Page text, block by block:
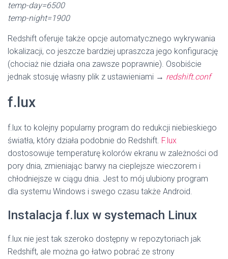
temp-day=6500
temp-night=1900
Redshift oferuje także opcje automatycznego wykrywania
lokalizacji, co jeszcze bardziej upraszcza jego konfigurację
(chociaż nie działa ona zawsze poprawnie). Osobiście
jednak stosuję własny plik z ustawieniami → redshift.conf
f.lux
f.lux to kolejny popularny program do redukcji niebieskiego
światła, który działa podobnie do Redshift. F.lux
dostosowuje temperaturę kolorów ekranu w zależności od
pory dnia, zmieniając barwy na cieplejsze wieczorem i
chłodniejsze w ciągu dnia. Jest to mój ulubiony program
dla systemu Windows i swego czasu także Android.
Instalacja f.lux w systemach Linux
f.lux nie jest tak szeroko dostępny w repozytoriach jak
Redshift, ale można go łatwo pobrać ze strony